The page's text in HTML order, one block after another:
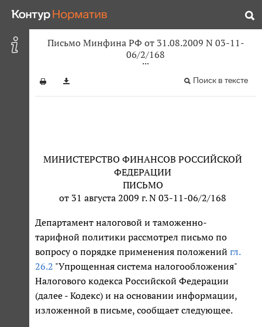
Письмо Минфина РФ от 31.08.2009 N 03-11-
06/2/168
Поиск в тексте
МИНИСТЕРСТВО ФИНАНСОВ РОССИЙСКОЙ
ФЕДЕРАЦИИ
ПИСЬМО
от 31 августа 2009 г. N 03-11-06/2/168
Департамент налоговой и таможенно-
тарифной политики рассмотрел письмо по
вопросу о порядке применения положений гл.
26.2 "Упрощенная система налогообложения"
Налогового кодекса Российской Федерации
(далее - Кодекс) и на основании информации,
изложенной в письме, сообщает следующее.